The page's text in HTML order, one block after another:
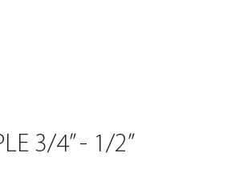
3/4” - 1/2”